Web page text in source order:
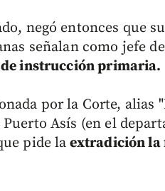
negó entonces que
señalan como jefe
de instrucción primaria.
por la Corte, alias
Asís (en el
pide la extradición la